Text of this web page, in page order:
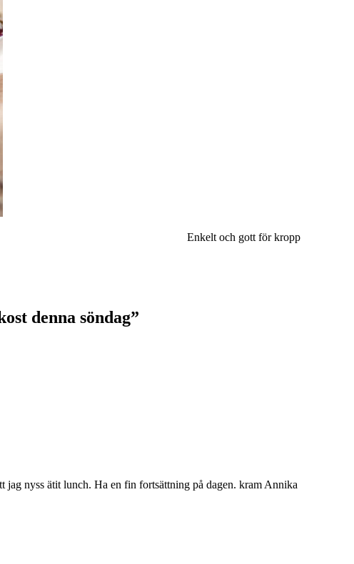
Enkelt och gott för kropp
denna söndag”
nyss ätit lunch. Ha en fin fortsättning på dagen. kram Annika